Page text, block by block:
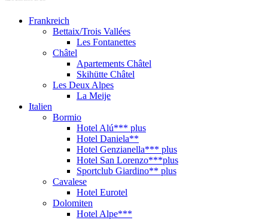
Frankreich
Bettaix/Trois Vallées
Les Fontanettes
Châtel
Apartements Châtel
Skihütte Châtel
Les Deux Alpes
La Meije
Italien
Bormio
Hotel Alú*** plus
Hotel Daniela**
Hotel Genzianella*** plus
Hotel San Lorenzo***plus
Sportclub Giardino** plus
Cavalese
Hotel Eurotel
Dolomiten
Hotel Alpe***